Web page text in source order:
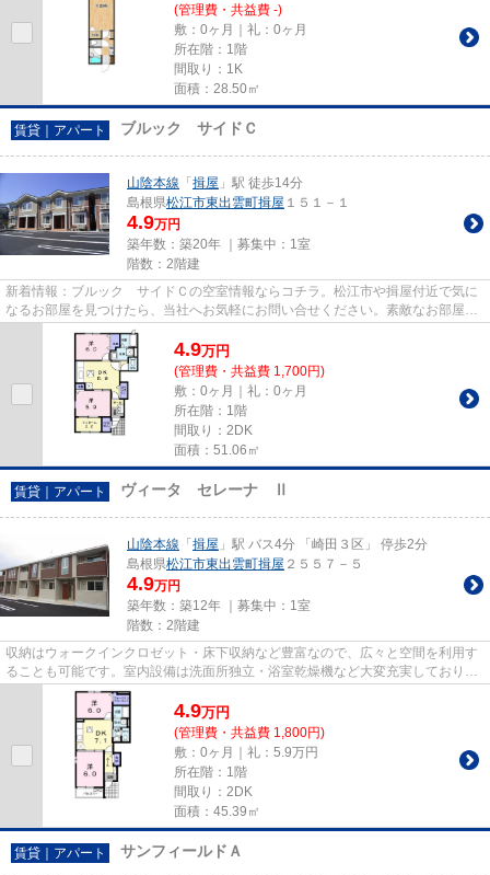
(管理費・共益費 -)
敷：0ヶ月｜礼：0ヶ月
所在階：1階
間取り：1K
面積：28.50㎡
賃貸｜アパート ブルック サイドＣ
山陰本線 「 揖屋 」駅 徒歩14分
島根県松江市東出雲町揖屋 １５１－１
4.9万円
築年数：築20年 ｜募集中： 1室
階数：2階建
新着情報：ブルック サイドＣの空室情報ならコチラ。松江市や揖屋付近で気に
なるお部屋を見つけたら、当社へお気軽にお問い合せください。素敵なお部屋探
しを全力でお手伝いいたします。
4.9万円
(管理費・共益費 1,700円)
敷：0ヶ月｜礼：0ヶ月
所在階：1階
間取り：2DK
面積：51.06㎡
賃貸｜アパート ヴィータ セレーナ Ⅱ
山陰本線 「 揖屋 」駅 バス4分 「崎田３区」 停歩2分
島根県松江市東出雲町揖屋 ２５５７－５
4.9万円
築年数：築12年 ｜募集中： 1室
階数：2階建
収納はウォークインクロゼット・床下収納など豊富なので、広々と空間を利用す
ることも可能です。室内設備は洗面所独立・浴室乾燥機など大変充実しておりま
す。顔が見える安心のTVイン...
4.9万円
(管理費・共益費 1,800円)
敷：0ヶ月｜礼：5.9万円
所在階：1階
間取り：2DK
面積：45.39㎡
賃貸｜アパート サンフィールドＡ